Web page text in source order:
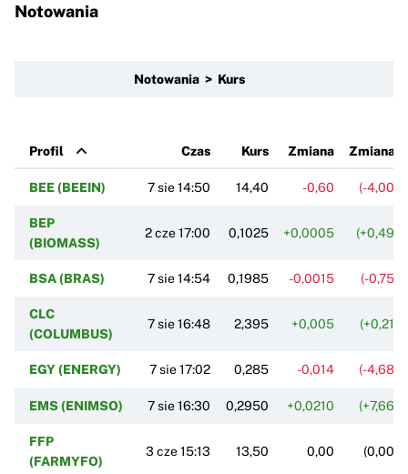
Notowania
Notowania > Kurs
Profil Czas Kurs Zmiana Zmiana
BEE (BEEIN) 7 sie 14:50 14,40 -0,60 (-
BEP
(BIOMASS)
2 cze 17:00 0,1025 +0,0005
BSA (BRAS) 7 sie 14:54 0,1985 -0,0015 (-
CLC
(COLUMBUS)
7 sie 16:48 2,395 +0,005
EGY (ENERGY) 7 sie 17:02 0,285 -0,014 (-
EMS (ENIMSO) 7 sie 16:30 0,2950 +0,0210
FFP
(FARMYFO)
3 cze 15:13 13,50 0,00